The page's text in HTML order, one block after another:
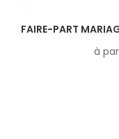
FAIRE-PART
à